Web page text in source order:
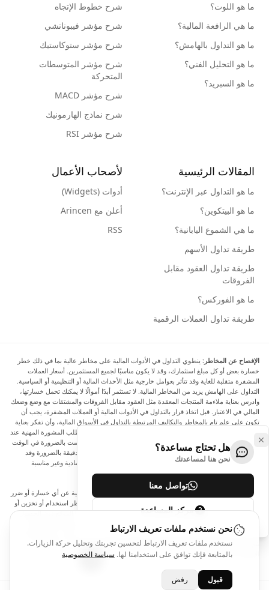
ما هو اللوت؟
ما هي الرافعة المالية؟
ما هو التداول بالهامش؟
ما هو التحليل الفني؟
ما هو السبريد؟
شرح خطوط الإتجاه
شرح مؤشر فيبوناتشي
شرح مؤشر ستوكاستيك
شرح مؤشر المتوسطات
المتحركة
شرح مؤشر MACD
شرح نماذج الهارمونيك
شرح مؤشر RSI
المقالات الرئيسية
ما هو التداول عبر الإنترنت؟
ما هو البيتكوين؟
ما هي الشموع اليابانية؟
طريقة تداول الأسهم
طريقة تداول العقود مقابل
الفروقات
ما هو الفوركس؟
طريقة تداول العملات الرقمية
لأصحاب الأعمال
أدوات (Widgets)
أعلن مع Arincen
RSS
الإفصاح عن المخاطر: ينطوي التداول في الأدوات المالية على مخاطر عالية بما في ذلك خطر
خسارة بعض أو كل مبلغ استثمارك، وقد لا يكون مناسبًا لجميع المستثمرين. أسعار العملات
المشفرة متقلبة للغاية وقد تتأثر بعوامل خارجية مثل الأحداث المالية أو التنظيمية أو السياسية.
التداول على الهامش يزيد من المخاطر المالية. لا تستثمر أبدًا أموالًا لا يمكنك تحمل خسارتها،
وادرس بعناية ملاءمة المنتجات المعقدة مثل العقود مقابل الفروقات والمشتقات مع وضع وضعك
المالي في الاعتبار. قبل اتخاذ قرار بالتداول في الأدوات المالية أو العملات المشفرة، يجب أن
تكون على علم تام بالمخاطر والتكاليف المرتبطة بالتداول في الأسواق المالية، وأن تفكر بعناية
في أهدافك الاستثمارية ومستوى خبرتك ورغبتك في المخاطرة، وأن تطلب المشورة المهنية عند
الحاجة. تود Arincen أن تذكرك بأن البيانات الواردة في هذا الموقع ليست بالضرورة في الوقت
الفعلي وليست دقيقة. البيانات والأسعار الموجودة على الموقع ليست دقيقة بالضرورة وقد
تختلف عن السعر الفعلي في أي سوق معينة، مما يعني أن الأسعار إرشادية وغير مناسبة
لأغراض التداول.
لن يتحمل Arincen وأي مزود للبيانات الواردة في هذا الموقع المسؤولية عن أي خسارة أو ضرر
نتيجة لتداولك، أو اعتمادك على المعلومات الواردة في هذا الموقع. يحظر استخدام أو تخزين أو
إعادة إنتاج أو عرض أو تعديل أو نقل أو توزيع البيانات الموجودة في هذا الموقع دون الحصول
على إذن كتابي صريح مسبق من Arincen و/أو مزود البيانات. جميع حقوق الملكية الفكرية
محفوظة من قبل مقدمي الخدمة و/أو البورصة التي تقدم البيانات الواردة في هذا الموقع. قد
يتم تعويض Arincen من قبل المعلنين الذين يظهرون على الموقع، بناءً على تفاعلك مع
الإعلانات أو المعلنين.
هل تحتاج مساعدة؟
نحن هنا لمساعدتك
تواصل معنا
مركز المساعدة
نحن نستخدم ملفات تعريف الارتباط
نستخدم ملفات تعريف الارتباط لتحسين تجربتك وتحليل حركة الزيارات.
بالمتابعة فإنك توافق على استخدامنا لها. سياسة الخصوصية
قبول رفض